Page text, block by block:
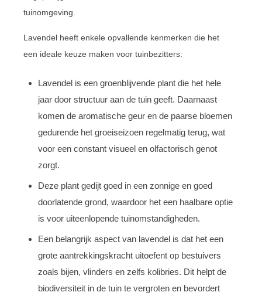
tuinomgeving.
Lavendel heeft enkele opvallende kenmerken die het
een ideale keuze maken voor tuinbezitters:
Lavendel is een groenblijvende plant die het hele
jaar door structuur aan de tuin geeft. Daarnaast
komen de aromatische geur en de paarse bloemen
gedurende het groeiseizoen regelmatig terug, wat
voor een constant visueel en olfactorisch genot
zorgt.
Deze plant gedijt goed in een zonnige en goed
doorlatende grond, waardoor het een haalbare optie
is voor uiteenlopende tuinomstandigheden.
Een belangrijk aspect van lavendel is dat het een
grote aantrekkingskracht uitoefent op bestuivers
zoals bijen, vlinders en zelfs kolibries. Dit helpt de
biodiversiteit in de tuin te vergroten en bevordert